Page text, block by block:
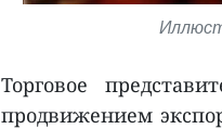
Торговое
продвижением